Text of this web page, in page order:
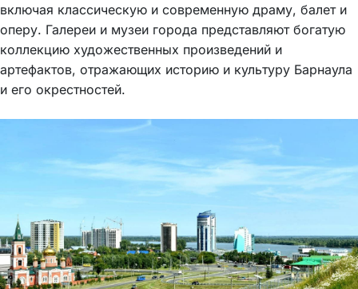
включая классическую и современную драму, балет и
оперу. Галереи и музеи города представляют богатую
коллекцию художественных произведений и
артефактов, отражающих историю и культуру Барнаула
и его окрестностей.